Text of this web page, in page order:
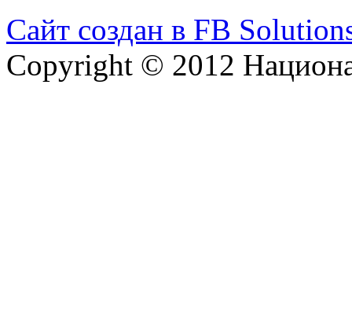
Сайт создан в FB
Copyright © 2012